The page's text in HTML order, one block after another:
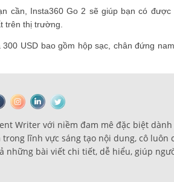
cần, Insta360 Go 2 sẽ giúp bạn có
trên thị trường.
USD bao gồm hộp sạc, chân đứng
Writer với niềm đam mê đặc biệt
lĩnh vực sáng tạo nội dung, cô
những bài viết chi tiết, dễ hiểu, giúp